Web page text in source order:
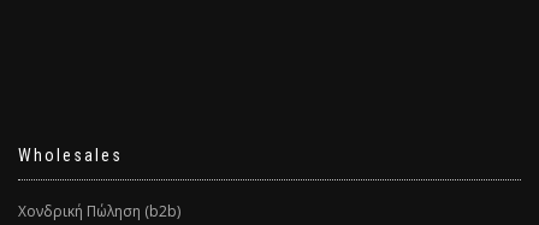
Wholesales
Χονδρική Πώληση (b2b)